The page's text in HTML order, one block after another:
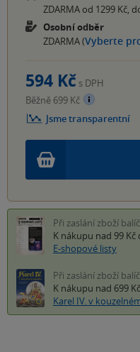
ZDARMA od 1299 Kč,
Osobní odběr
ZDARMA (Vyberte
594 Kč s DPH
Běžně 699 Kč
Jsme transparentní
Při zaslání zboží
K nákupu nad 99 Kč
E-shopové listy
Při zaslání zboží
K nákupu nad 699 Kč
Karel IV. v